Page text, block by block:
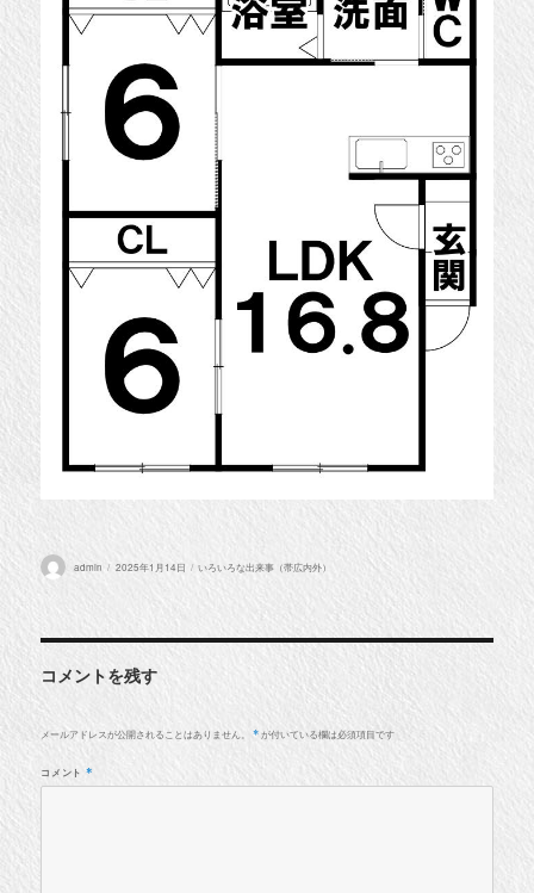
投
admin
投
2025年1月14日
カいろいろな出来事（帯広内外）
コメントを残す
メールアドレスが公開されることはありません。 * が付いている欄は必須項目です
コメント *